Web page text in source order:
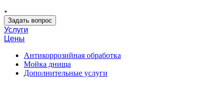
Задать вопрос
Услуги
Цены
Антикоррозийная обработка
Мойка днища
Дополнительные услуги